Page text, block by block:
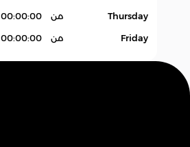
Thursday من 00:00:00
Friday من 00:00:00